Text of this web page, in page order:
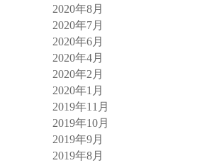
2020年8月
2020年7月
2020年6月
2020年4月
2020年2月
2020年1月
2019年11月
2019年10月
2019年9月
2019年8月